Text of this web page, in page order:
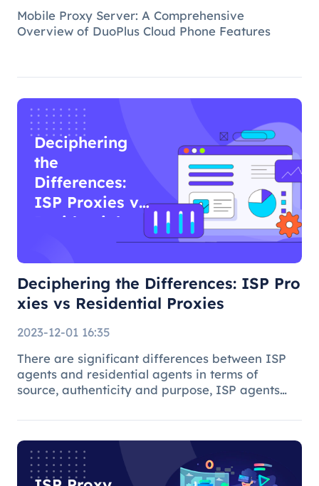
Mobile Proxy Server: A Comprehensive
Overview of DuoPlus Cloud Phone Features
Deciphering
the
Differences:
ISP Proxies vs
Residential
Deciphering the Differences: ISP Pro
xies vs Residential Proxies
2023-12-01 16:35
There are significant differences between ISP
agents and residential agents in terms of
source, authenticity and purpose, ISP agents
residential agents play an important role in